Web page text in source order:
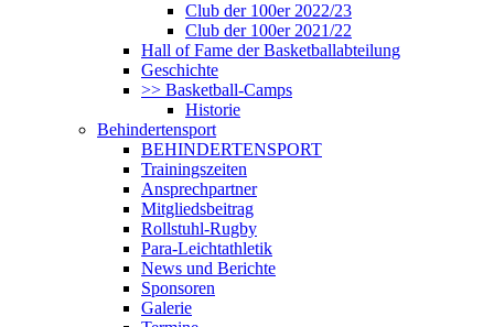
Club der 100er 2022/23
Club der 100er 2021/22
Hall of Fame der Basketballabteilung
Geschichte
>> Basketball-Camps
Historie
Behindertensport
BEHINDERTENSPORT
Trainingszeiten
Ansprechpartner
Mitgliedsbeitrag
Rollstuhl-Rugby
Para-Leichtathletik
News und Berichte
Sponsoren
Galerie